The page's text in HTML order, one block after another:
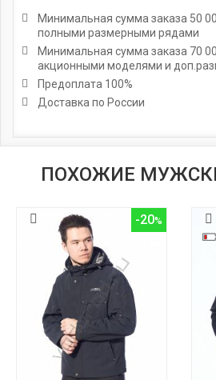
Минимальная сумма заказа 50
полными размерными рядами
Минимальная сумма заказа 70
акционными моделями и
Предоплата 100%
Доставка по России
ПОХОЖИЕ
-20